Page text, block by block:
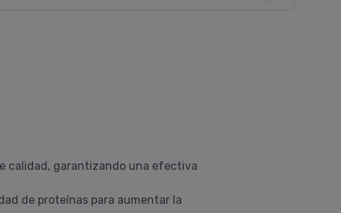
calidad, garantizando una efectiva
de proteínas para aumentar la